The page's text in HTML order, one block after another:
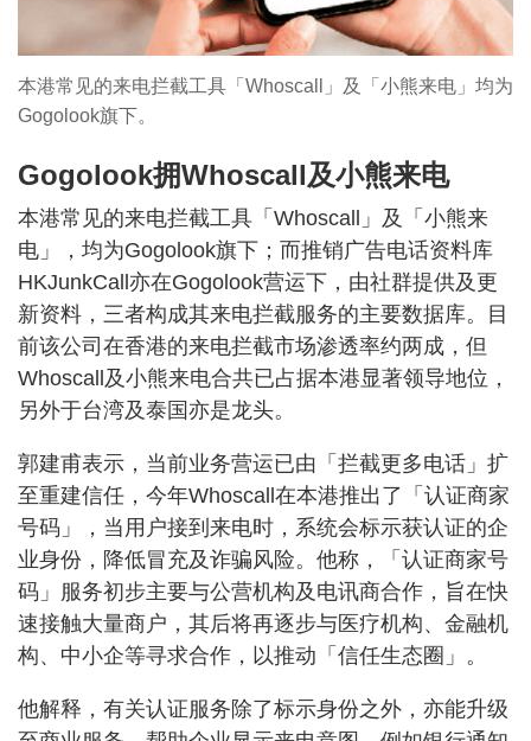
本港常见的来电拦截工具「Whoscall」及「小熊来电」均为
Gogolook旗下。
Gogolook拥Whoscall及小熊来电
本港常见的来电拦截工具「Whoscall」及「小熊来
电」，均为Gogolook旗下；而推销广告电话资料库
HKJunkCall亦在Gogolook营运下，由社群提供及更
新资料，三者构成其来电拦截服务的主要数据库。目
前该公司在香港的来电拦截市场渗透率约两成，但
Whoscall及小熊来电合共已占据本港显著领导地位，
另外于台湾及泰国亦是龙头。
郭建甫表示，当前业务营运已由「拦截更多电话」扩
至重建信任，今年Whoscall在本港推出了「认证商家
号码」，当用户接到来电时，系统会标示获认证的企
业身份，降低冒充及诈骗风险。他称，「认证商家号
码」服务初步主要与公营机构及电讯商合作，旨在快
速接触大量商户，其后将再逐步与医疗机构、金融机
构、中小企等寻求合作，以推动「信任生态圈」。
他解释，有关认证服务除了标示身份之外，亦能升级